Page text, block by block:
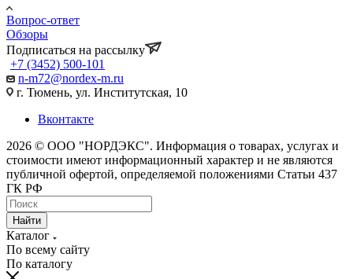
Вопрос-ответ
Обзоры
Подписаться на рассылку
+7 (3452) 500-101
n-m72@nordex-m.ru
г. Тюмень, ул. Институтская, 10
Вконтакте
2026 © ООО "НОРДЭКС". Информация о товарах, услугах и
стоимости имеют информационный характер и не являются
публичной офертой, определяемой положениями Статьи 437
ГК РФ
Найти
Каталог
По всему сайту
По каталогу